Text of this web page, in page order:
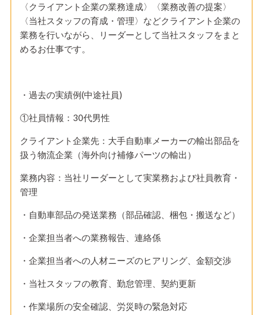
〈クライアント企業の業務達成〉〈業務改善の提案〉
〈当社スタッフの育成・管理〉などクライアント企業の
業務を行いながら、リーダーとして当社スタッフをまと
めるお仕事です。
・過去の実績例(中途社員)
①社員情報：30代男性
クライアント企業先：大手自動車メーカーの輸出部品を
扱う物流企業（海外向け補修パーツの輸出）
業務内容：当社リーダーとして実業務および社員教育・
管理
・自動車部品の発送業務（部品確認、梱包・搬送など）
・企業担当者への業務報告、連絡係
・企業担当者への人材ニーズのヒアリング、金額交渉
・当社スタッフの教育、勤怠管理、契約更新
・作業場所の安全確認、労災時の緊急対応